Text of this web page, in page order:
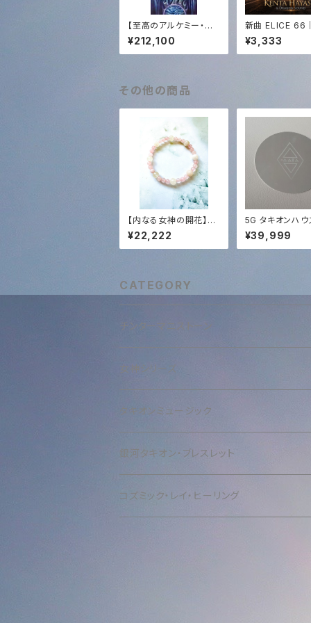
【至高のアルケミー・コ
ンプリート】エジプト奉
納支援 ─ 全150曲CD
＆ 「Golden Sun 44
e Alchemy】Egypt M
ission Support ─ 15
0-Song CD Collecti
on & "Golden Sun 4
44" Vinyl ＋ Video
＋ Audio
¥212,100
新曲 ELICE 66
なる444Hz サ
ャーニー｜
YASHI ×
¥3,333
その他の商品
【内なる女神の開花】ス
ロベニア最新チェンバ
ー・アクティベーション
済✨ ローズクォーツ＆
光
¥22,222
5G タキオンハウ
テクション✨
¥39,999
CATEGORY
チンターマニストーン
女神シリーズ
タキオンミュージック
銀河タキオン・ブレスレット
コズミック・レイ・ヒーリング